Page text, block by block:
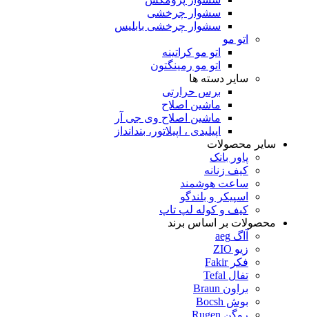
سشوار چرخشی
سشوار چرخشی بابلیس
اتو مو
اتو مو کراتینه
اتو مو رمینگتون
سایر دسته ها
برس حرارتی
ماشین اصلاح
ماشین اصلاح وی جی آر
اپیلیدی ، اپیلاتور، بندانداز
سایر محصولات
پاور بانک
کیف زنانه
ساعت هوشمند
اسپیکر و بلندگو
کیف و کوله لپ تاپ
محصولات بر اساس برند
آاگ aeg
زیو ZIO
فکر Fakir
تفال Tefal
براون Braun
بوش Bocsh
روگن Rugen